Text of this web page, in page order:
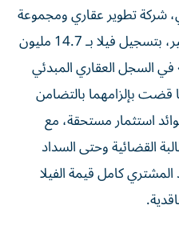
شركة تطوير عقاري ومجموعة
استثمار تعملان في مشروع شهير، بتسجيل فيلا بـ 14.7 مليون
السجل العقاري المبدئي
قضت بإلزامهما بالتضامن
عوائد استثمار مستحقة، مع
المطالبة القضائية وحتى السداد
كامل قيمة الفيلا